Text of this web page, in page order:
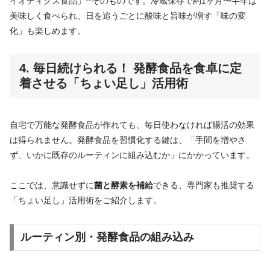
美味しく食べられ、日を追うごとに酸味と旨味が増す「味の変
化」も楽しめます。
4. 毎日続けられる！ 発酵食品を食卓に定
着させる「ちょい足し」活用術
自宅で万能な発酵食品が作れても、毎日使わなければ腸活の効果
は得られません。発酵食品を習慣化する鍵は、「手間を増やさ
ず、いかに既存のルーティンに組み込むか」にかかっています。
ここでは、意識せずに菌と酵素を補給できる、専門家も推奨する
「ちょい足し」活用術をご紹介します。
ルーティン別・発酵食品の組み込み